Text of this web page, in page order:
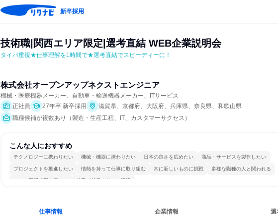
新卒採用
技術職|関西エリア限定|選考直結 WEB企業説明会
タイパ重視★仕事理解を1時間で★選考直結でスピーディーに！
株式会社オープンアップネクストエンジニア
機械・医療機器メーカー、自動車・輸送機器メーカー、ITサービス
正社員
27年卒 新卒採用
滋賀県、京都府、大阪府、兵庫県、奈良県、和歌山県
職種候補が複数あり（製造・生産工程、IT、カスタマーサクセス）
こんな人におすすめ
テクノロジーに携わりたい 機械・機器に携わりたい 日本の良さを広めたい 商品・サービスを製作したい
プロジェクトを推進したい 情熱を持って仕事に取り組む 常に新しいものに挑戦 多様な職種の人と関われる
一つの専門分野を極める 若手が裁量を持てる環境
仕事情報 企業情報 選